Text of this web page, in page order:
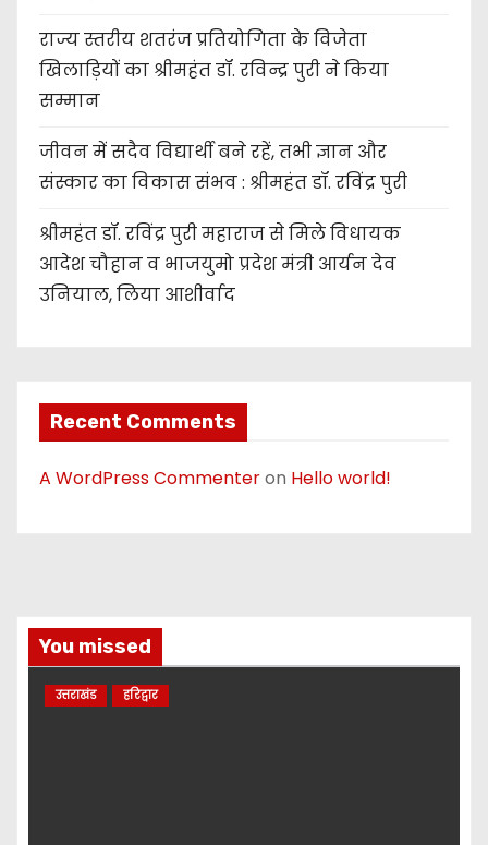
राज्य स्तरीय शतरंज प्रतियोगिता के विजेता
खिलाड़ियों का श्रीमहंत डॉ. रविन्द्र पुरी ने किया
सम्मान
जीवन में सदैव विद्यार्थी बने रहें, तभी ज्ञान और
संस्कार का विकास संभव : श्रीमहंत डॉ. रविंद्र पुरी
श्रीमहंत डॉ. रविंद्र पुरी महाराज से मिले विधायक
आदेश चौहान व भाजयुमो प्रदेश मंत्री आर्यन देव
उनियाल, लिया आशीर्वाद
Recent Comments
A WordPress Commenteron Hello world!
You missed
उत्तराखंड हरिद्वार